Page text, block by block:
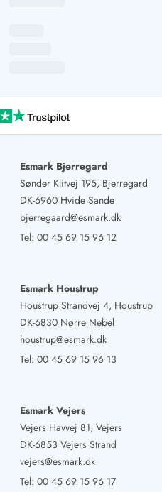
Esmark Bjerregard
Sønder Klitvej 195, Bjerregard
DK-6960 Hvide Sande
bjerregaard@esmark.dk
Tel: 00 45 69 15 96 12
Esmark Houstrup
Houstrup Strandvej 4, Houstrup
DK-6830 Nørre Nebel
houstrup@esmark.dk
Tel: 00 45 69 15 96 13
Esmark Vejers
Vejers Havvej 81, Vejers
DK-6853 Vejers Strand
vejers@esmark.dk
Tel: 00 45 69 15 96 17